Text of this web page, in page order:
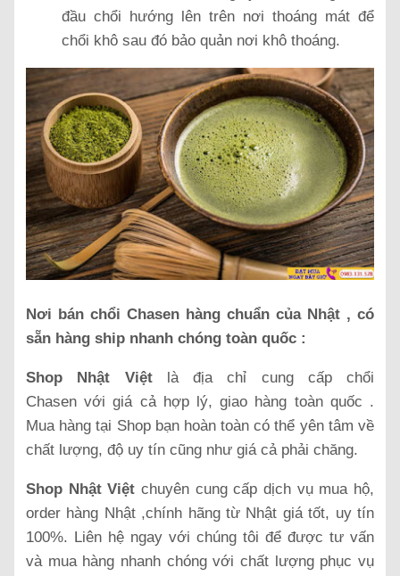
đầu chổi hướng lên trên nơi thoáng mát để
chổi khô sau đó bảo quản nơi khô thoáng.
Nơi bán chổi Chasen hàng chuẩn của Nhật , có
sẵn hàng ship nhanh chóng toàn quốc :
Shop Nhật Việtlà địa chỉ cung cấp chổi
Chasen với giá cả hợp lý, giao hàng toàn quốc .
Mua hàng tại Shop bạn hoàn toàn có thể yên tâm về
chất lượng, độ uy tín cũng như giá cả phải chăng.
Shop Nhật Việt chuyên cung cấp dịch vụ mua hộ,
order hàng Nhật ,chính hãng từ Nhật giá tốt, uy tín
100%. Liên hệ ngay với chúng tôi để được tư vấn
và mua hàng nhanh chóng với chất lượng phục vụ